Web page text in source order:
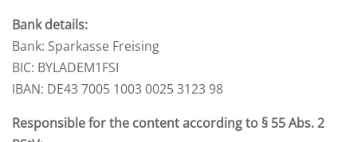
Bank details:
Bank: Sparkasse Freising
BIC: BYLADEM1FSI
IBAN: DE43 7005 1003 0025 3123 98
Responsible for the content according to § 55 Abs. 2